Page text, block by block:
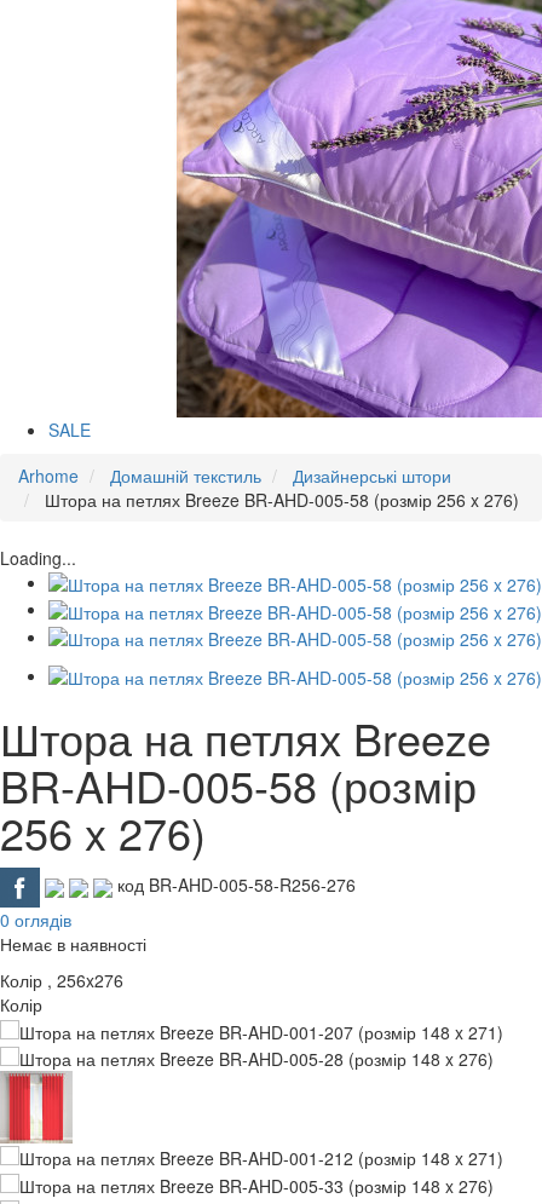
SALE
Arhome
Домашній текстиль
Дизайнерські штори
Штора на петлях Breeze BR-AHD-005-58 (розмір 256 x 276)
Loading...
Штора на петлях Breeze
BR-AHD-005-58 (розмір
256 x 276)
код BR-AHD-005-58-R256-276
0 оглядів
Немає в наявності
Колір , 256x276
Колір